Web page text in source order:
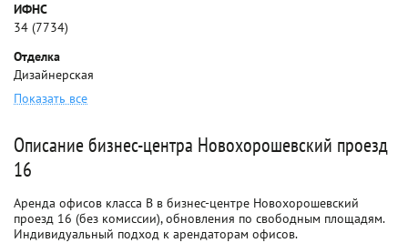
ИФНС
34 (7734)
Отделка
Дизайнерская
Показать все
Описание бизнес-центра Новохорошевский проезд
16
Аренда офисов класса B в бизнес-центре Новохорошевский
проезд 16 (без комиссии), обновления по свободным площадям.
Индивидуальный подход к арендаторам офисов.